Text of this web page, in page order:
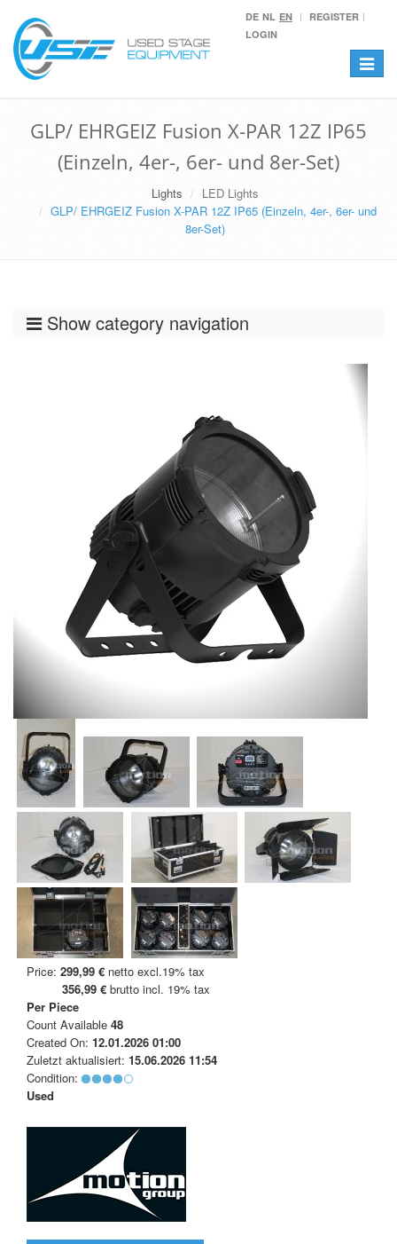
DE NL EN
REGISTER
LOGIN
Toggle
GLP/ EHRGEIZ Fusion X-PAR 12Z IP65
(Einzeln, 4er-, 6er- und 8er-Set)
Lights
LED Lights
GLP/ EHRGEIZ Fusion X-PAR 12Z IP65 (Einzeln, 4er-, 6er- und
8er-Set)
Show category navigation
Price: 299,99 € netto excl.19% tax
356,99 € brutto incl. 19% tax
Per Piece
Count Available 48
Created On: 12.01.2026 01:00
Zuletzt aktualisiert: 15.06.2026 11:54
Condition:
Used